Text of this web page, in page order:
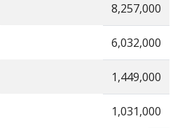
8,257,000
6,032,000
1,449,000
1,031,000